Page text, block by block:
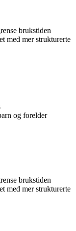
brukstiden
med mer strukturerte
og forelder
brukstiden
med mer strukturerte